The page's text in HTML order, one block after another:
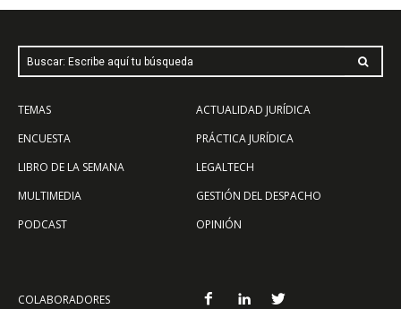
Buscar: Escribe aquí tu búsqueda
TEMAS
ENCUESTA
LIBRO DE LA SEMANA
MULTIMEDIA
PODCAST
ACTUALIDAD JURÍDICA
PRÁCTICA JURÍDICA
LEGALTECH
GESTIÓN DEL DESPACHO
OPINIÓN
COLABORADORES